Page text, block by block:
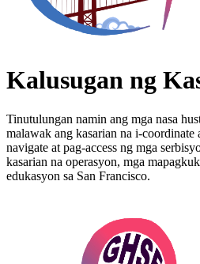
Kalusugan ng
Tinutulungan namin ang mga nasa
malawak ang kasarian na i-coordinate
navigate at pag-access ng mga
kasarian na operasyon, mga
edukasyon sa San Francisco.